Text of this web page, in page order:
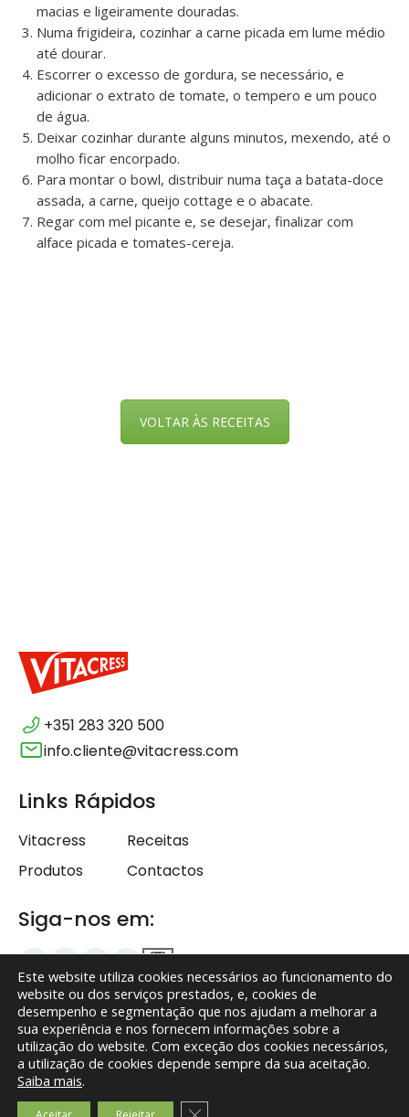
macias e ligeiramente douradas.
Numa frigideira, cozinhar a carne picada em lume médio
até dourar.
Escorrer o excesso de gordura, se necessário, e
adicionar o extrato de tomate, o tempero e um pouco
de água.
Deixar cozinhar durante alguns minutos, mexendo, até o
molho ficar encorpado.
Para montar o bowl, distribuir numa taça a batata-doce
assada, a carne, queijo cottage e o abacate.
Regar com mel picante e, se desejar, finalizar com
alface picada e tomates-cereja.
VOLTAR ÀS RECEITAS
+351 283 320 500
info.cliente@vitacress.com
Links Rápidos
Vitacress
Receitas
Produtos
Contactos
Siga-nos em:
Termos e Condições
Política de Privacidade
Isenção de responsabilidade
Este website utiliza cookies necessários ao funcionamento do
website ou dos serviços prestados, e, cookies de
desempenho e segmentação que nos ajudam a melhorar a
sua experiência e nos fornecem informações sobre a
utilização do website. Com exceção dos cookies necessários,
a utilização de cookies depende sempre da sua aceitação.
Saiba mais.
Close GDPR Cookie Banner